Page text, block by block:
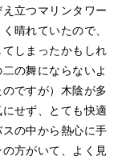
立つマリンタワー
晴れていたので、
しまったかもしれ
の舞にならないよ
ですが）木陰が多
せず、とても快適
の中から熱心に手
方がいて、よく見